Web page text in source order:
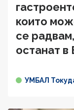
които
се
останат в
УМБАЛ